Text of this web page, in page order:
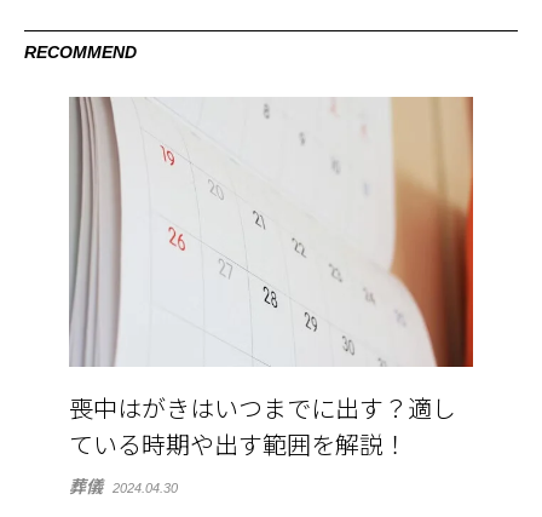
RECOMMEND
喪中はがきはいつまでに出す？適し
ている時期や出す範囲を解説！
葬儀 2024.04.30